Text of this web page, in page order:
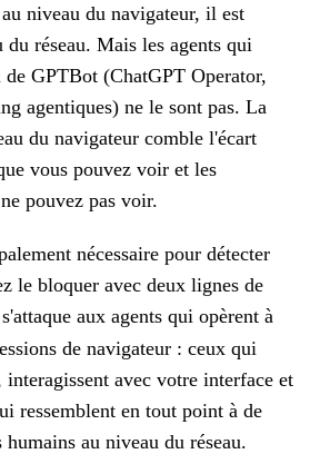
niveau du navigateur, il est
réseau. Mais les agents qui
GPTBot (ChatGPT Operator,
agentiques) ne le sont pas. La
du navigateur comble l'écart
vous pouvez voir et les
pouvez pas voir.
nécessaire pour détecter
le bloquer avec deux lignes de
s'attaque aux agents qui opèrent à
de navigateur : ceux qui
interagissent avec votre interface et
ressemblent en tout point à de
au niveau du réseau.